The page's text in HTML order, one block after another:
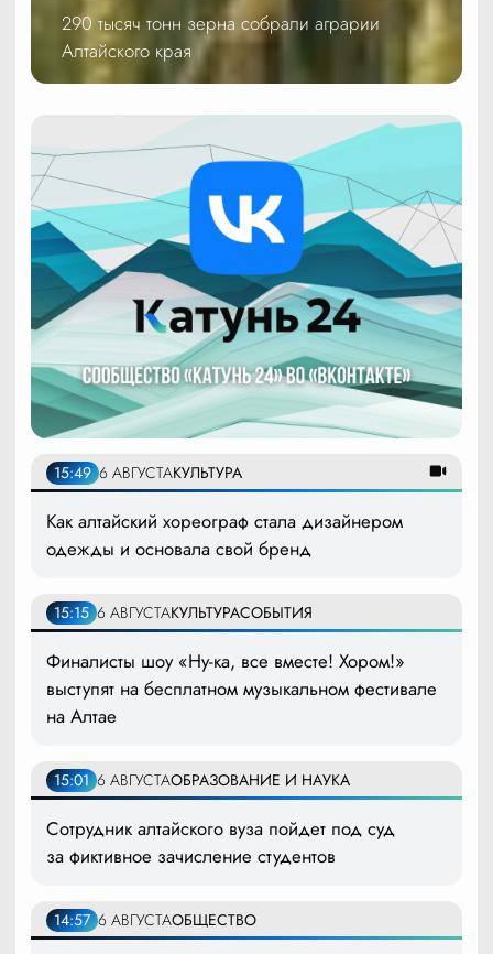
290 тысяч тонн зерна собрали аграрии
Алтайского края
15:49 6 АВГУСТАКУЛЬТУРА
Как алтайский хореограф стала дизайнером
одежды и основала свой бренд
15:15 6 АВГУСТАКУЛЬТУРАСОБЫТИЯ
Финалисты шоу «Ну-ка, все вместе! Хором!»
выступят на бесплатном музыкальном фестивале
на Алтае
15:01 6 АВГУСТАОБРАЗОВАНИЕ И НАУКА
Сотрудник алтайского вуза пойдет под суд
за фиктивное зачисление студентов
14:57 6 АВГУСТАОБЩЕСТВО